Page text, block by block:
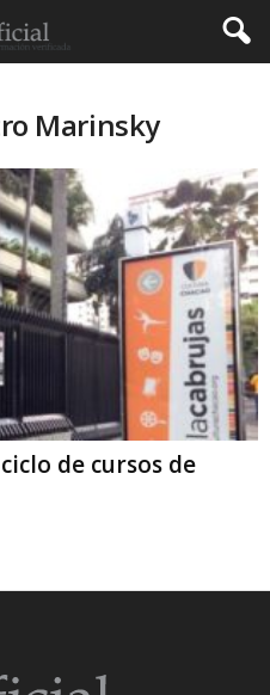
Marinsky
de cursos de